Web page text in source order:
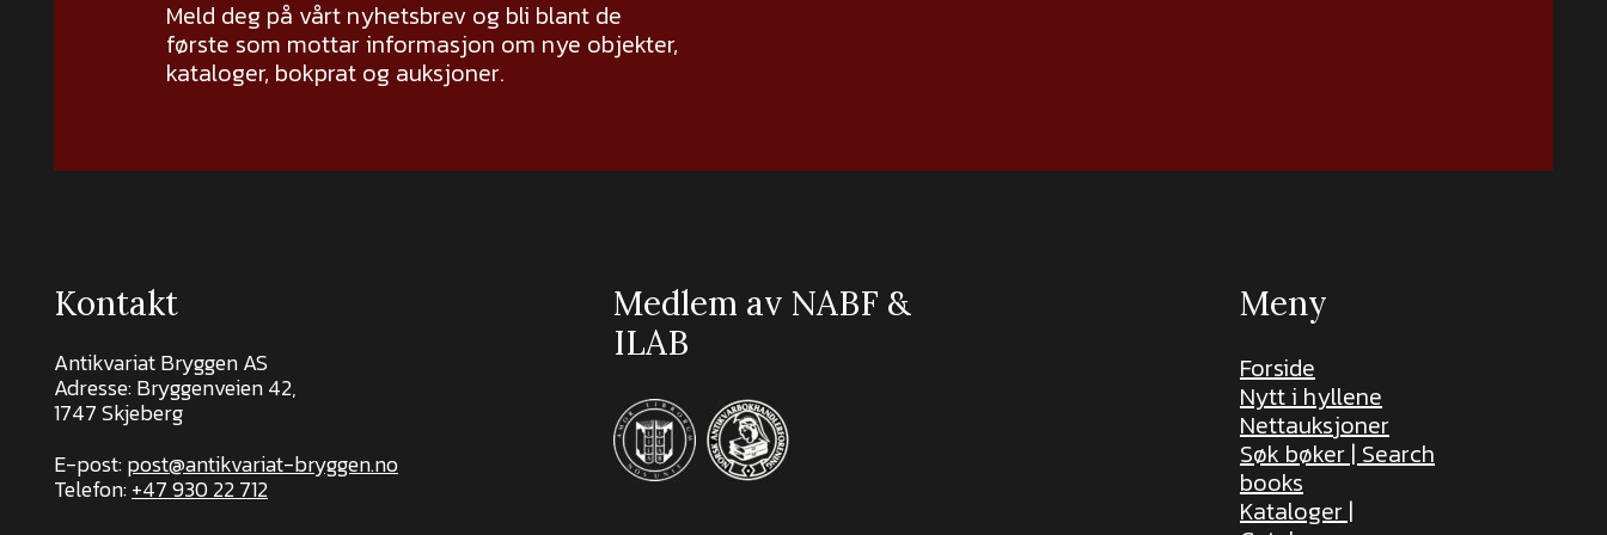
Meld deg på vårt nyhetsbrev og bli blant de
første som mottar informasjon om nye objekter,
kataloger, bokprat og auksjoner.
Kontakt
Antikvariat Bryggen AS
Adresse: Bryggenveien 42,
1747 Skjeberg
E-post:post@antikvariat-bryggen.no
Telefon:+47 930 22 712
Medlem av NABF &
ILAB
Meny
Forside
Nytt i hyllene
Nettauksjoner
Søk bøker | Search
books
Kataloger |